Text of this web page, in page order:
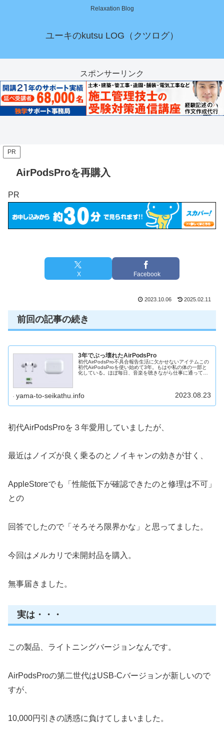
Relaxation Blog
ユーキのkutsu LOG（クツログ）
スポンサーリンク
PR
AirPodsProを再購入
PR
X Facebook
2023.10.06 2025.02.11
前回の記事の続き
3年でぶっ壊れたAirPodsPro
初代AirPodsPro不具合報告生活に欠かせないアイテムこの
初代AirPodsProを使い始めて3年。もはや私の体の一部と
化している。ほぼ毎日、音楽を聴きながら仕事に通ってま
yama-to-seikathu.info 2023.08.23
初代AirPodsProを３年愛用していましたが、
最近はノイズが良く乗るのとノイキャンの効きが甘く、
AppleStoreでも「性能低下が確認できたのと修理は不可」
との
回答でしたので「そろそろ限界かな」と思ってました。
今回はメルカリで未開封品を購入。
無事届きました。
実は・・・
この製品、ライトニングバージョンなんです。
AirPodsProの第二世代はUSB-Cバージョンが新しいので
すが、
10,000円引きの誘惑に負けてしまいました。